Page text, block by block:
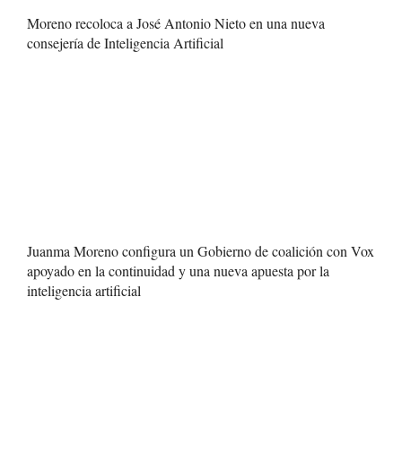
Moreno recoloca a José Antonio Nieto en una nueva
consejería de Inteligencia Artificial
Juanma Moreno configura un Gobierno de coalición con Vox
apoyado en la continuidad y una nueva apuesta por la
inteligencia artificial